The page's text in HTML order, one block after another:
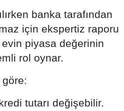
banka tarafından
için ekspertiz raporu
evin piyasa değerinin
rol oynar.
tutarı değişebilir.